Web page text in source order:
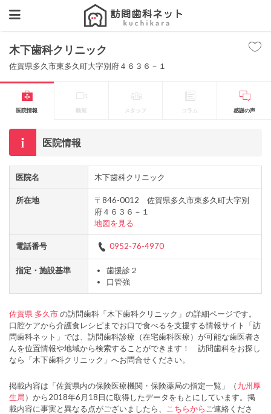
木下歯科クリニック
佐賀県多久市東多久町大字別府４６３６－１
医院情報 動画 スタッフ コラム 感謝の声
医院情報
医院名 木下歯科クリニック
所在地
〒846-0012 佐賀県多久市東多久町大字別
府４６３６－１
地図を見る
電話番号 0952-76-4970
指定・施設基準
歯援診２
口管強
佐賀県 多久市の訪問歯科「木下歯科クリニック」の詳細ページです。
口腔ケアから介護食レシピまでお口で食べるを支援する情報サイト「訪
問歯科ネット」では、訪問歯科診療（在宅歯科医療）が可能な歯医者さ
んを位置情報や地域から検索することができます！ 訪問歯科をお探し
なら「木下歯科クリニック」へお問合せください。
掲載内容は「佐賀県内の保険医療機関・保険薬局の指定一覧」（九州厚
生局）から2018年6月18日に取得したデータをもとにしています。掲
載内容に事実と異なる点がございましたら、
こちらから ご連絡くださ